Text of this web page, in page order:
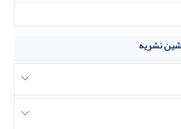
نشریه